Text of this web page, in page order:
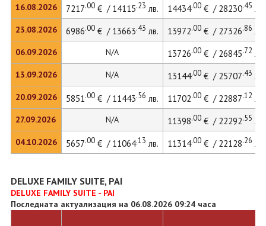
16.08.2026
23.08.2026
06.09.2026
13.09.2026
20.09.2026
27.09.2026
04.10.2026
7217.00€ / 14115.23 лв. 14434.00€ / 28230.45 лв.
6986.00€ / 13663.43 лв. 13972.00€ / 27326.86 лв.
N/A 13726.00€ / 26845.72 лв.
N/A 13144.00€ / 25707.43 лв.
5851.00€ / 11443.56 лв. 11702.00€ / 22887.12 лв.
N/A 11398.00€ / 22292.55 лв.
5657.00€ / 11064.13 лв. 11314.00€ / 22128.26 лв.
DELUXE FAMILY SUITE, PAI
DELUXE FAMILY SUITE - PAI
Последната актуализация на 06.08.2026 09:24 часа